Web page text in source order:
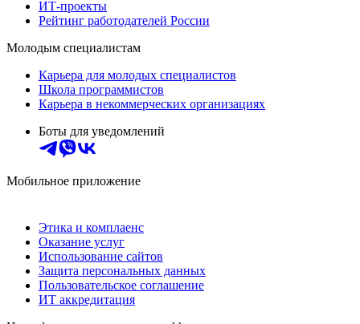
ИТ-проекты
Рейтинг работодателей России
Молодым специалистам
Карьера для молодых специалистов
Школа программистов
Карьера в некоммерческих организациях
Боты для уведомлений
Мобильное приложение
Этика и комплаенс
Оказание услуг
Использование сайтов
Защита персональных данных
Пользовательское соглашение
ИТ аккредитация